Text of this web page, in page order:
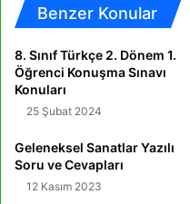
Benzer Konular
8. Sınıf Türkçe 2. Dönem 1.
Öğrenci Konuşma Sınavı
Konuları
25 Şubat 2024
Geleneksel Sanatlar Yazılı
Soru ve Cevapları
12 Kasım 2023